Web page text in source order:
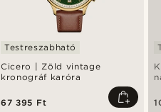
Cicero | Zöld vintage
kronográf karóra
Testreszabható
67 395 Ft